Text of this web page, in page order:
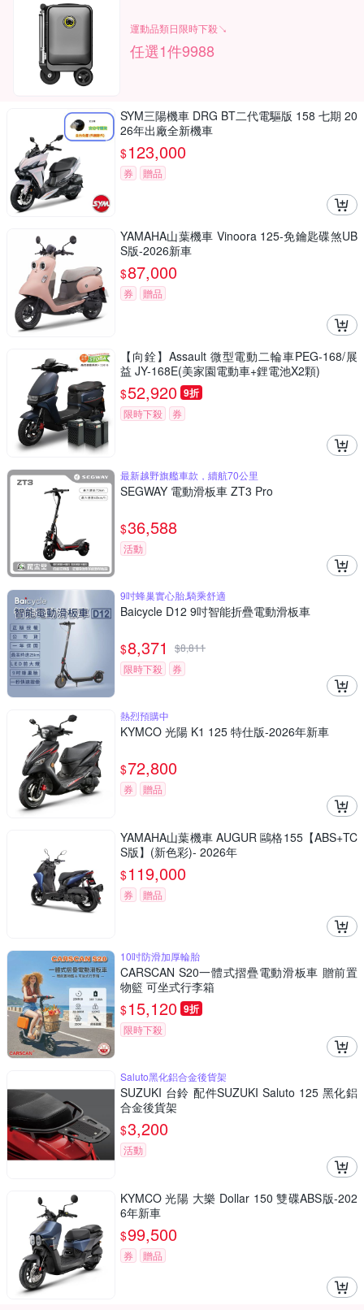
運動品類日限時下殺↘
任選1件9988
SYM三陽機車 DRG BT二代電驅版 158 七期 20
26年出廠全新機車
$123,000
券 贈品
YAMAHA山葉機車 Vinoora 125-免鑰匙碟煞UB
S版-2026新車
$87,000
券 贈品
【向銓】Assault 微型電動二輪車PEG-168/展
益 JY-168E(美家園電動車+鋰電池X2顆)
$52,920 9折
限時下殺 券
最新越野旗艦車款，續航70公里
SEGWAY 電動滑板車 ZT3 Pro
$36,588
活動
9吋蜂巢實心胎,騎乘舒適
Baicycle D12 9吋智能折疊電動滑板車
$8,371 $8,811
限時下殺
券
熱烈預購中
KYMCO 光陽 K1 125 特仕版-2026年新車
$72,800
券 贈品
YAMAHA山葉機車 AUGUR 鷗格155【ABS+TC
S版】(新色彩)- 2026年
$119,000
券 贈品
10吋防滑加厚輪胎
CARSCAN S20一體式摺疊電動滑板車 贈前置
物籃 可坐式行李箱
$15,120 9折
限時下殺
Saluto黑化鋁合金後貨架
SUZUKI 台鈴 配件SUZUKI Saluto 125 黑化鋁
合金後貨架
$3,200
活動
KYMCO 光陽 大樂 Dollar 150 雙碟ABS版-202
6年新車
$99,500
券 贈品